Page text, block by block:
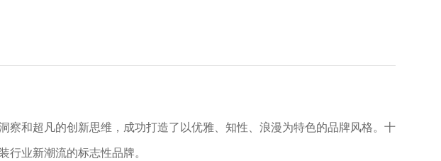
和超凡的创新思维，成功打造了以优雅、知性、浪漫为特色的品牌风格。十
业新潮流的标志性品牌。